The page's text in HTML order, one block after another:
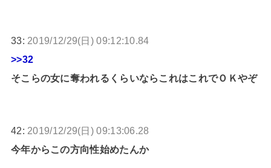
33: 2019/12/29(日) 09:12:10.84
>>32
そこらの女に奪われるくらいならこれはこれでＯＫやぞ
42: 2019/12/29(日) 09:13:06.28
今年からこの方向性始めたんか